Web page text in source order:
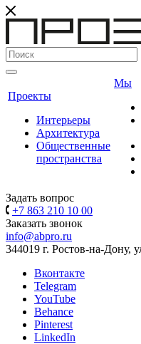
Проекты
Интерьеры
Архитектура
Общественные
пространства
Мы
Задать вопрос
+7 863 210 10 00
Заказать звонок
info@abpro.ru
344019 г. Ростов-на-Дону,
Вконтакте
Telegram
YouTube
Behance
Pinterest
LinkedIn